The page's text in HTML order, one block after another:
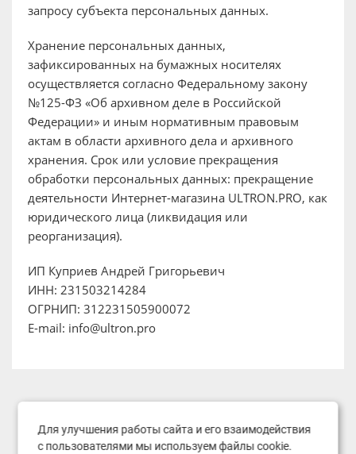
запросу субъекта персональных данных.
Хранение персональных данных,
зафиксированных на бумажных носителях
осуществляется согласно Федеральному закону
№125-ФЗ «Об архивном деле в Российской
Федерации» и иным нормативным правовым
актам в области архивного дела и архивного
хранения. Срок или условие прекращения
обработки персональных данных: прекращение
деятельности Интернет-магазина ULTRON.PRO, как
юридического лица (ликвидация или
реорганизация).
ИП Куприев Андрей Григорьевич
ИНН: 231503214284
ОГРНИП: 312231505900072
E-mail: info@ultron.pro
Для улучшения работы сайта и его взаимодействия
с пользователями мы используем файлы cookie.